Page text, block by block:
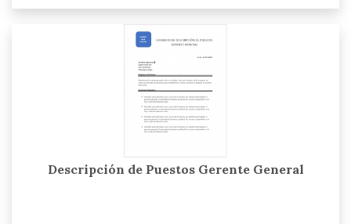
Descripción de Puestos Gerente General